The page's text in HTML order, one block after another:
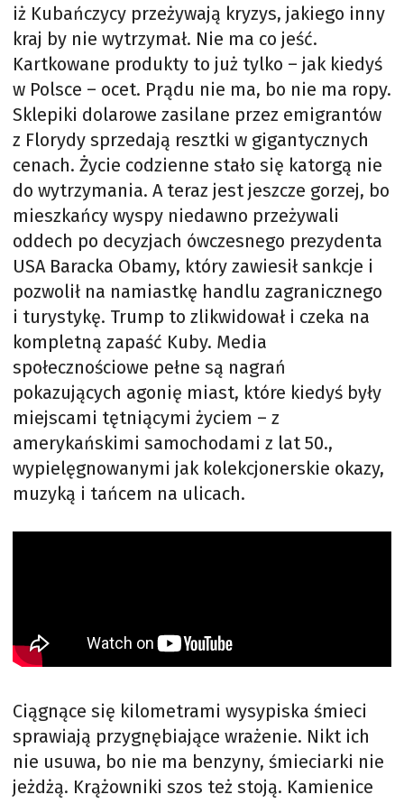
iż Kubańczycy przeżywają kryzys, jakiego inny
kraj by nie wytrzymał. Nie ma co jeść.
Kartkowane produkty to już tylko – jak kiedyś
w Polsce – ocet. Prądu nie ma, bo nie ma ropy.
Sklepiki dolarowe zasilane przez emigrantów
z Florydy sprzedają resztki w gigantycznych
cenach. Życie codzienne stało się katorgą nie
do wytrzymania. A teraz jest jeszcze gorzej, bo
mieszkańcy wyspy niedawno przeżywali
oddech po decyzjach ówczesnego prezydenta
USA Baracka Obamy, który zawiesił sankcje i
pozwolił na namiastkę handlu zagranicznego
i turystykę. Trump to zlikwidował i czeka na
kompletną zapaść Kuby. Media
społecznościowe pełne są nagrań
pokazujących agonię miast, które kiedyś były
miejscami tętniącymi życiem – z
amerykańskimi samochodami z lat 50.,
wypielęgnowanymi jak kolekcjonerskie okazy,
muzyką i tańcem na ulicach.
Ciągnące się kilometrami wysypiska śmieci
sprawiają przygnębiające wrażenie. Nikt ich
nie usuwa, bo nie ma benzyny, śmieciarki nie
jeżdżą. Krążowniki szos też stoją. Kamienice